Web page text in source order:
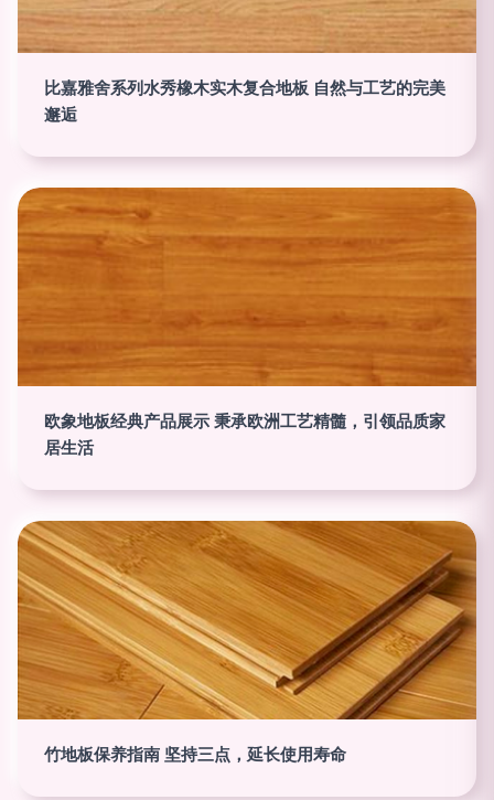
比嘉雅舍系列水秀橡木实木复合地板 自然与工艺的完美
邂逅
欧象地板经典产品展示 秉承欧洲工艺精髓，引领品质家
居生活
竹地板保养指南 坚持三点，延长使用寿命